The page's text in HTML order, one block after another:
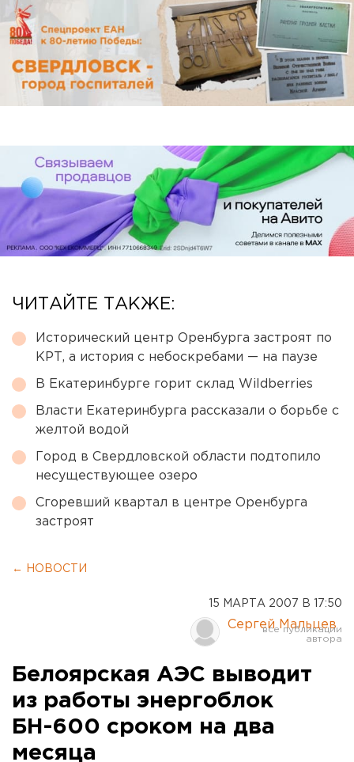
ЧИТАЙТЕ ТАКЖЕ:
Исторический центр Оренбурга застроят по
КРТ, а история с небоскребами — на паузе
В Екатеринбурге горит склад Wildberries
Власти Екатеринбурга рассказали о борьбе с
желтой водой
Город в Свердловской области подтопило
несуществующее озеро
Сгоревший квартал в центре Оренбурга
застроят
← НОВОСТИ
15 МАРТА 2007 В 17:50
Сергей Мальцев
Белоярская АЭС выводит
из работы энергоблок
БН-600 сроком на два
месяца